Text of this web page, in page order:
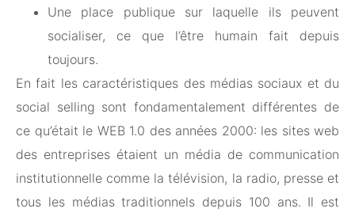
Une place publique sur laquelle ils peuvent
socialiser, ce que l’être humain fait depuis
toujours.
En fait les caractéristiques des médias sociaux et du
social selling sont fondamentalement différentes de
ce qu’était le WEB 1.0 des années 2000: les sites web
des entreprises étaient un média de communication
institutionnelle comme la télévision, la radio, presse et
tous les médias traditionnels depuis 100 ans. Il est